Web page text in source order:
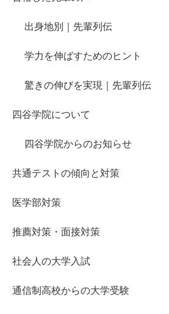
出身地別｜先輩列伝
学力を伸ばすためのヒント
驚きの伸びを実現｜先輩列伝
四谷学院について
四谷学院からのお知らせ
共通テストの傾向と対策
医学部対策
推薦対策・面接対策
社会人の大学入試
通信制高校からの大学受験